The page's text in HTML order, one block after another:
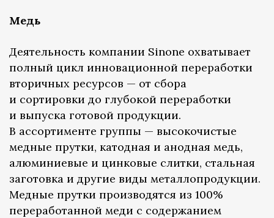
Медь
Деятельность компании Sinone охватывает
полный цикл инновационной переработки
вторичных ресурсов — от сбора
и сортировки до глубокой переработки
и выпуска готовой продукции.
В ассортименте группы — высокочистые
медные прутки, катодная и анодная медь,
алюминиевые и цинковые слитки, стальная
заготовка и другие виды металлопродукции.
Медные прутки производятся из 100%
переработанной меди с содержанием